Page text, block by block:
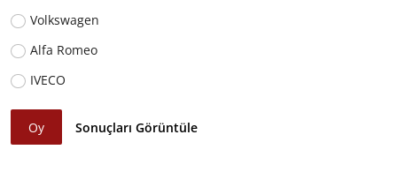
Volkswagen
Alfa Romeo
IVECO
Oy Sonuçları Görüntüle